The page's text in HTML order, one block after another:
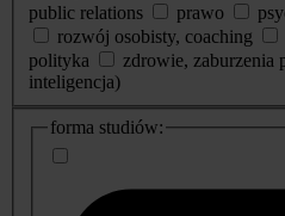
public relations
prawo
rozwój osobisty, coaching
polityka
zdrowie, zaburzenia
inteligencja)
dodatkowe
informacje
forma studiów: